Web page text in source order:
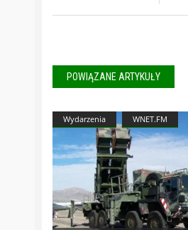
POWIĄZANE ARTYKUŁY
Wydarzenia WNET.FM